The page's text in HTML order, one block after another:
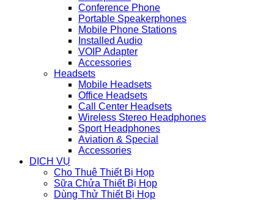
Conference Phone
Portable Speakerphones
Mobile Phone Stations
Installed Audio
VOIP Adapter
Accessories
Headsets
Mobile Headsets
Office Headsets
Call Center Headsets
Wireless Stereo Headphones
Sport Headphones
Aviation & Special
Accessories
DỊCH VỤ
Cho Thuê Thiết Bị Họp
Sữa Chửa Thiết Bị Họp
Dùng Thử Thiết Bị Họp